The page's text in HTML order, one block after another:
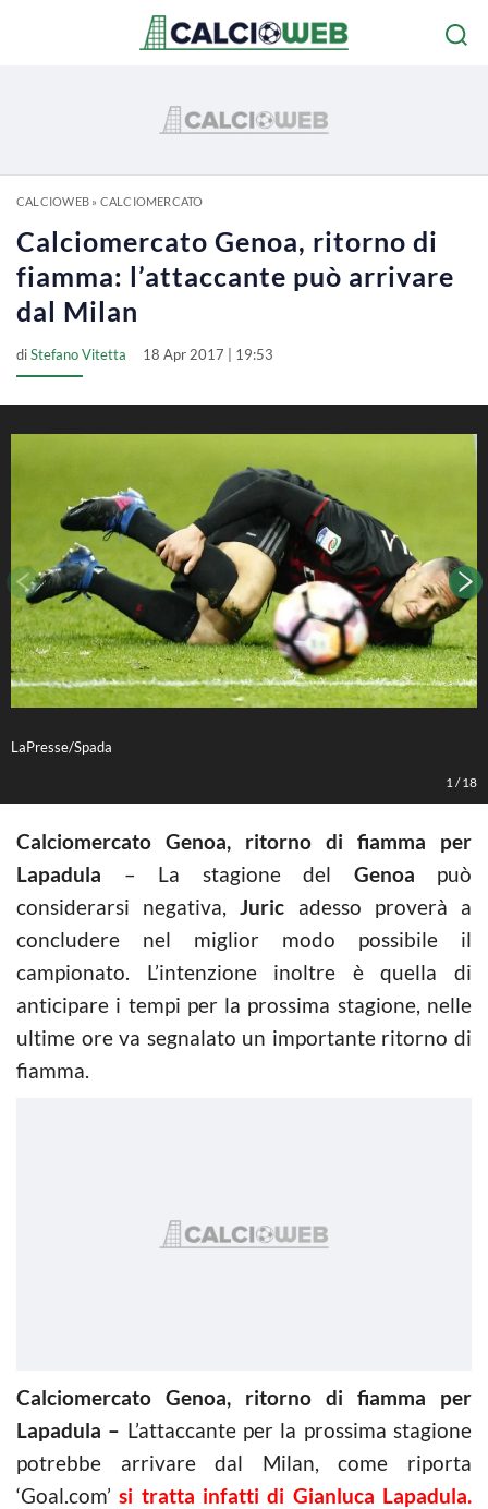
CALCIOWEB» CALCIOMERCATO
Calciomercato Genoa, ritorno di
fiamma: l’attaccante può arrivare
dal Milan
diStefano Vitetta 18 Apr 2017 | 19:53
LaPresse/Spada
1 /18
Calciomercato Genoa, ritorno di fiamma per
Lapadula – La stagione del Genoa può
considerarsi negativa,Juric adesso proverà a
concludere nel miglior modo possibile il
campionato. L’intenzione inoltre è quella di
anticipare i tempi per la prossima stagione, nelle
ultime ore va segnalato un importante ritorno di
fiamma.
Calciomercato Genoa, ritorno di fiamma per
Lapadula – L’attaccante per la prossima stagione
potrebbe arrivare dal Milan, come riporta
‘Goal.com’si tratta infatti di Gianluca Lapadula.